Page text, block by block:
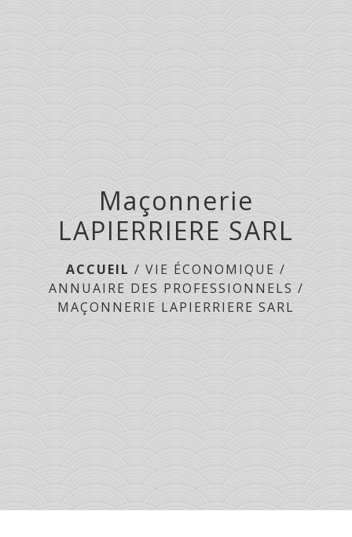
Maçonnerie
LAPIERRIERE SARL
ACCUEIL / VIE ÉCONOMIQUE /
ANNUAIRE DES PROFESSIONNELS /
MAÇONNERIE LAPIERRIERE SARL